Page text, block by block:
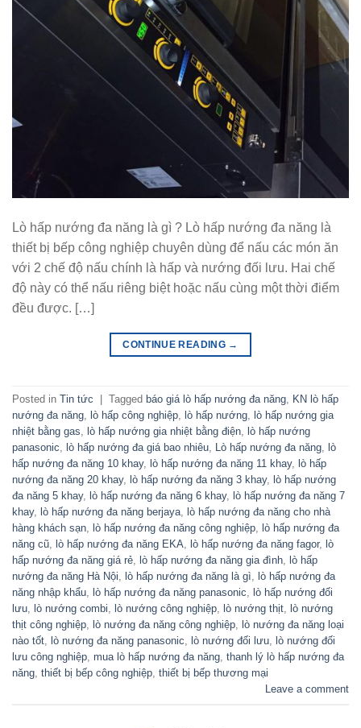
Lò hấp nướng đa năng là gì ? Lò hấp nướng đa năng là
thiết bị bếp công nghiệp chuyên dùng để nấu các món ăn
với 2 chế độ nấu chính là hấp và nướng đối lưu. Hai chế
độ này có thể nấu riêng biệt hoặc nấu cùng một thời điểm
đều được. […]
CONTINUE READING →
Posted in Tin tức Tagged báo giá lò hấp nướng đa năng, KN lò hấp
nướng đa năng, lò hấp công nghiệp, lò hấp nướng, lò hấp nướng gia
nhiệt bằng gas, lò hấp nướng gia nhiệt bằng điện, lò hấp nướng
panasonic, lò hấp nướng đa giá bao nhiêu, Lò hấp nướng đa năng, lò
hấp nướng đa năng 10 khay, lò hấp nướng đa năng 11 khay, lò hấp
nướng đa năng 20 khay, lò hấp nướng đa năng 3 khay, lò hấp nướng
đa năng 5 khay, lò hấp nướng đa năng 6 khay, lò hấp nướng đa năng 7
khay, lò hấp nướng đa năng berjaya, lò hấp nướng đa năng cho nhà
hàng khách sạn, lò hấp nướng đa năng công nghiệp, lò hấp nướng đa
năng cũ, lò hấp nướng đa năng EKA, lò hấp nướng đa năng fagor, lò
hấp nướng đa năng giá rẻ, lò hấp nướng đa năng gia đình, lò hấp
nướng đa năng Hà Nội, lò hấp nướng đa năng là gì, lò hấp nướng đa
năng nhập khẩu, lò hấp nướng đa năng panasonic, lò hấp nướng đối
lưu, lò nướng combi, lò nướng công nghiệp, lò nướng thịt, lò nướng
thịt công nghiệp, lò nướng đa năng công nghiệp, lò nướng đa năng loại
nào tốt, lò nướng đa năng panasonic, lò nướng đối lưu, lò nướng đối
lưu công nghiệp, mua lò hấp nướng đa năng, thanh lý lò hấp nướng đa
năng, thiết bị bếp công nghiệp, thiết bị bếp thương mại
Leave a comment